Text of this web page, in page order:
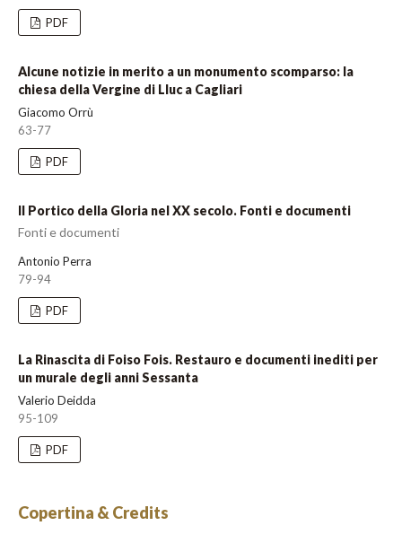
PDF
Alcune notizie in merito a un monumento scomparso: la
chiesa della Vergine di Lluc a Cagliari
Giacomo Orrù
63-77
PDF
Il Portico della Gloria nel XX secolo. Fonti e documenti
Fonti e documenti
Antonio Perra
79-94
PDF
La Rinascita di Foiso Fois. Restauro e documenti inediti per
un murale degli anni Sessanta
Valerio Deidda
95-109
PDF
Copertina & Credits